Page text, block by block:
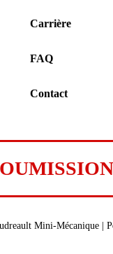
Carrière
FAQ
Contact
Mini-Mécanique |